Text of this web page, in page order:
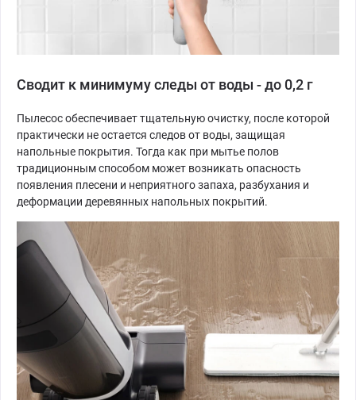
Сводит к минимуму следы от воды - до 0,2 г
Пылесос обеспечивает тщательную очистку, после которой
практически не остается следов от воды, защищая
напольные покрытия. Тогда как при мытье полов
традиционным способом может возникать опасность
появления плесени и неприятного запаха, разбухания и
деформации деревянных напольных покрытий.